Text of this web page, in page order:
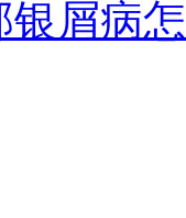
银屑病